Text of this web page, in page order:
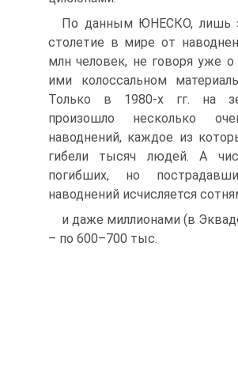
По данным ЮНЕСКО, лишь
столетие в мире от
млн человек, не говоря уже
ими колоссальном
Только в 1980-х гг. на
произошло несколько
наводнений, каждое из
гибели тысяч людей. А
погибших, но
наводнений исчисляется
и даже миллионами (в
– по 600–700 тыс.